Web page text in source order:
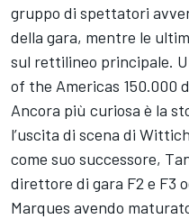
gruppo di spettatori
della gara, mentre le
sul rettilineo principale.
of the Americas 150.000
Ancora più curiosa è la
l’uscita di scena di
come suo successore,
direttore di gara F2 e F3
Marques avendo